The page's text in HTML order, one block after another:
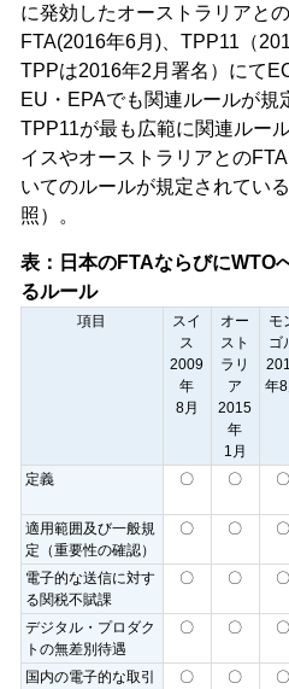
に発効したオーストラリアと
FTA(2016年6月)、TPP11（
TPPは2016年2月署名）にて
EU・EPAでも関連ルールが規
TPP11が最も広範に関連ルー
イスやオーストラリアとの
いてのルールが規定されてい
照）。
表：日本のFTAならびにWTO
るルール
項目
スイ
ス
2009
年
8月
オー
スト
ラリ
ア
2015
年
1月
モ
ゴ
年8
定義 〇 〇 〇
適用範囲及び一般規
定（重要性の確認）
〇 〇 〇
電子的な送信に対す
る関税不賦課
〇 〇 〇
デジタル・プロダク
トの無差別待遇
〇 〇 〇
国内の電子的な取引
〇 〇 〇